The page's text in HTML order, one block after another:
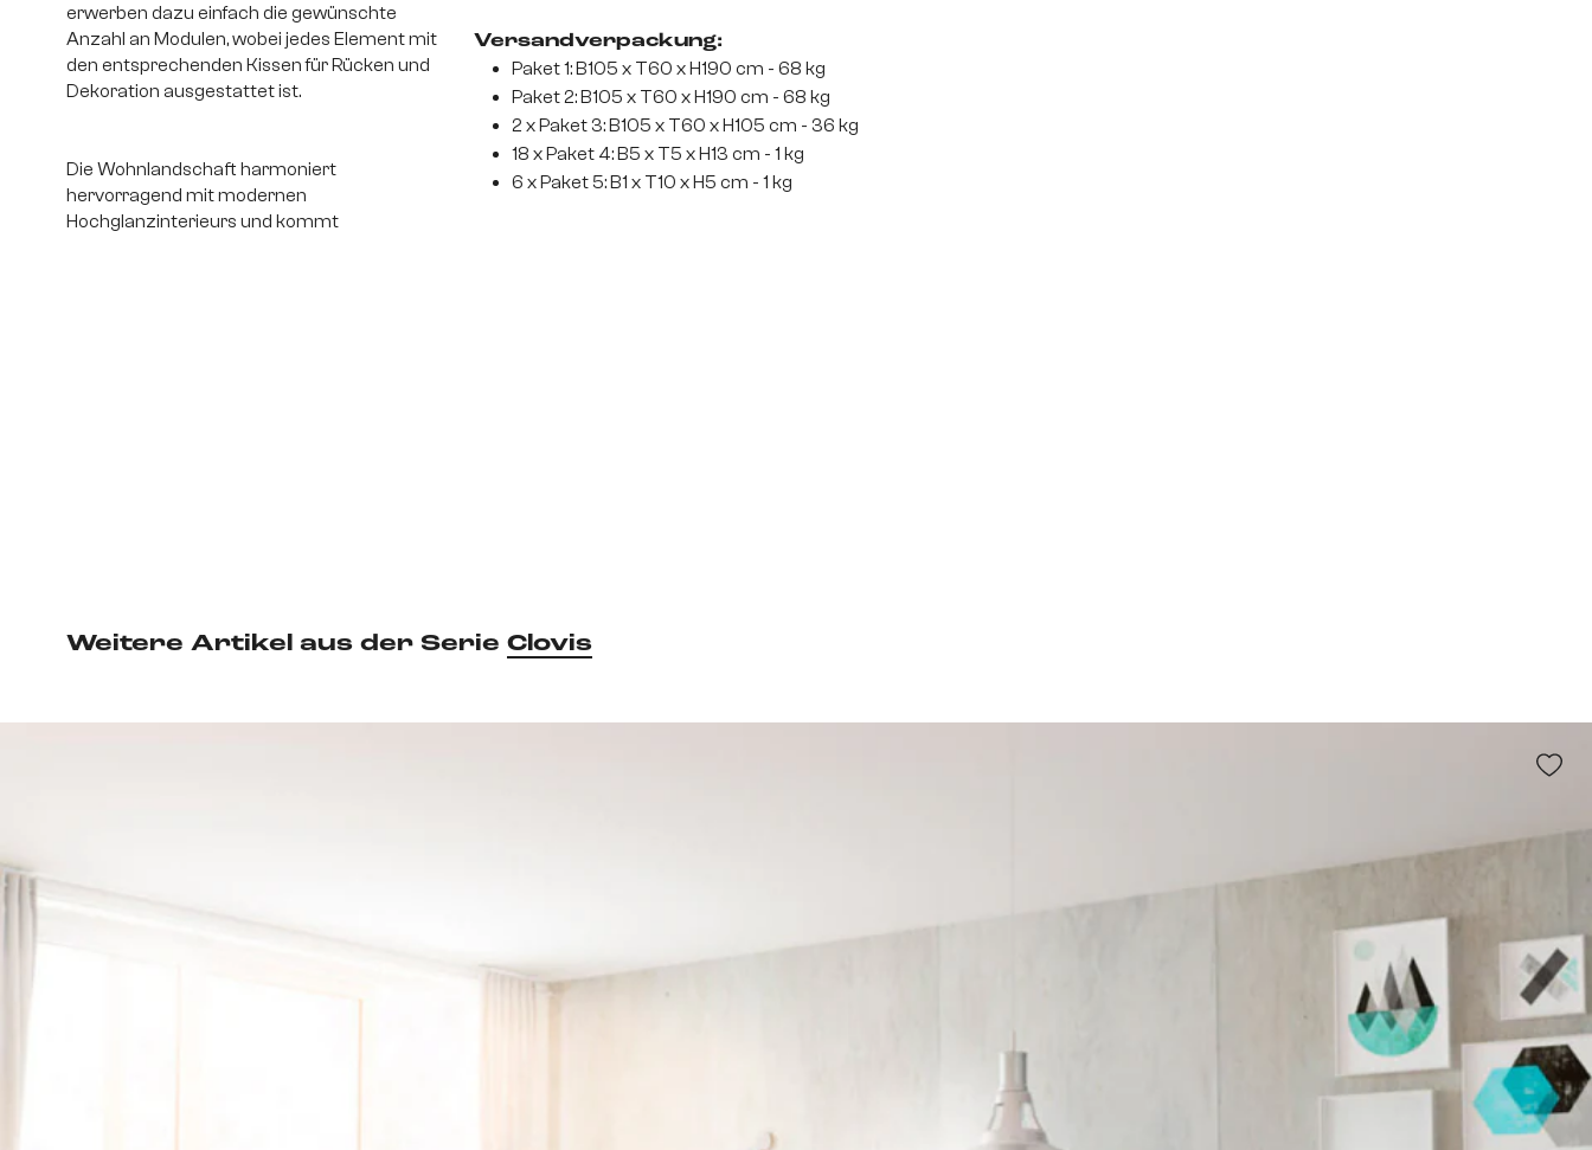
erwerben dazu einfach die gewünschte
Anzahl an Modulen, wobei jedes Element mit
den entsprechenden Kissen für Rücken und
Dekoration ausgestattet ist.
Die Wohnlandschaft harmoniert
hervorragend mit modernen
Hochglanzinterieurs und kommt
Versandverpackung:
Paket 1: B105 x T60 x H190 cm - 68 kg
Paket 2: B105 x T60 x H190 cm - 68 kg
2 x Paket 3: B105 x T60 x H105 cm - 36 kg
18 x Paket 4: B5 x T5 x H13 cm - 1 kg
6 x Paket 5: B1 x T10 x H5 cm - 1 kg
Weitere Artikel aus der Serie Clovis